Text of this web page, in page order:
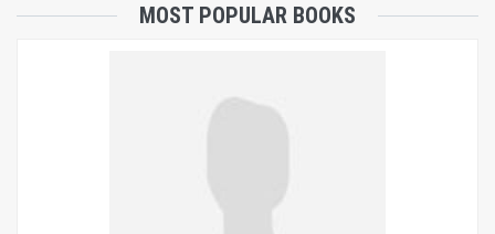
MOST POPULAR BOOKS